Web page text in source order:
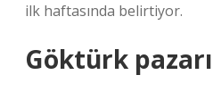
ilk haftasında belirtiyor.
Göktürk